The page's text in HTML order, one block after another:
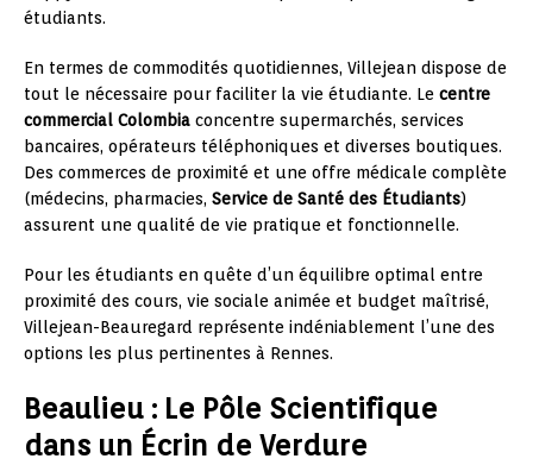
étudiants.
En termes de commodités quotidiennes, Villejean dispose de
tout le nécessaire pour faciliter la vie étudiante. Le centre
commercial Colombia concentre supermarchés, services
bancaires, opérateurs téléphoniques et diverses boutiques.
Des commerces de proximité et une offre médicale complète
(médecins, pharmacies, Service de Santé des Étudiants)
assurent une qualité de vie pratique et fonctionnelle.
Pour les étudiants en quête d’un équilibre optimal entre
proximité des cours, vie sociale animée et budget maîtrisé,
Villejean-Beauregard représente indéniablement l’une des
options les plus pertinentes à Rennes.
Beaulieu : Le Pôle Scientifique
dans un Écrin de Verdure